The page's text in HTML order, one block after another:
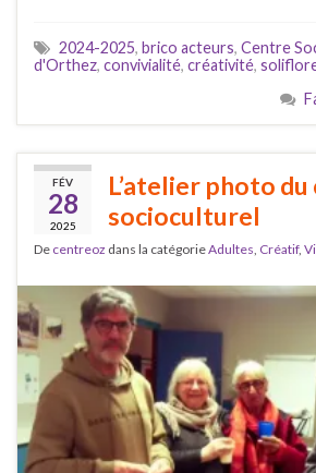
2024-2025, brico acteurs, Centre
d'Orthez, convivialité, créativité,
FÉV
28
2025
L’atelier photo
socioculturel
De centreoz dans la catégorieAdultes, Créatif,